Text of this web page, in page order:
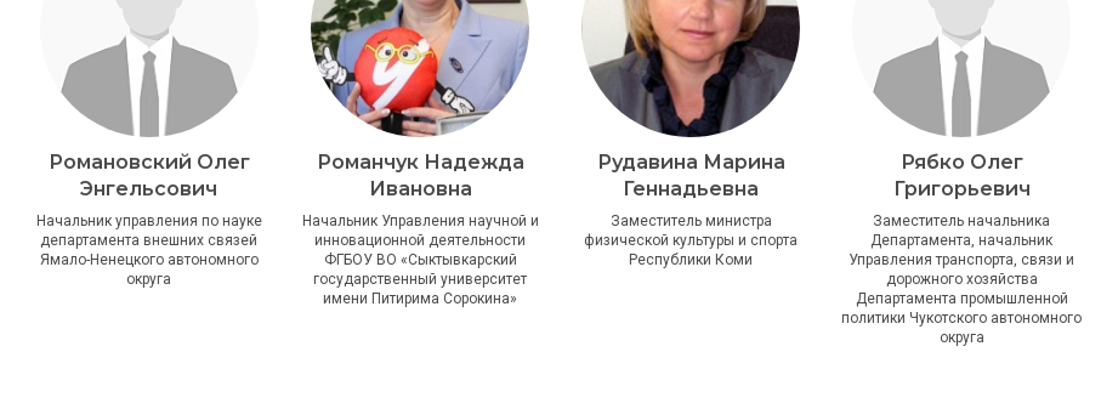
Романовский Олег
Энгельсович
Начальник управления по науке
департамента внешних связей
Ямало-Ненецкого автономного
округа
Романчук Надежда
Ивановна
Начальник Управления научной и
инновационной деятельности
ФГБОУ ВО «Сыктывкарский
государственный университет
имени Питирима Сорокина»
Рудавина Марина
Геннадьевна
Заместитель министра
физической культуры и спорта
Республики Коми
Рябко Олег
Григорьевич
Заместитель начальника
Департамента, начальник
Управления транспорта, связи и
дорожного хозяйства
Департамента промышленной
политики Чукотского автономного
округа